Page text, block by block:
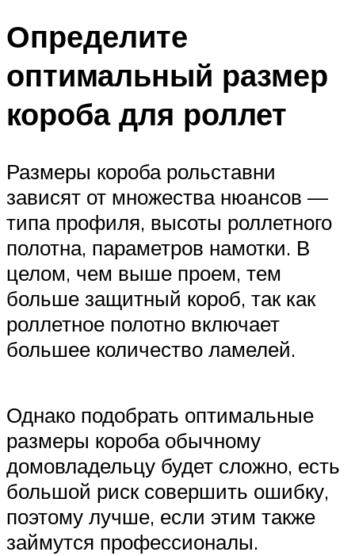
Определите
оптимальный размер
короба для роллет
Размеры короба рольставни
зависят от множества нюансов —
типа профиля, высоты роллетного
полотна, параметров намотки. В
целом, чем выше проем, тем
больше защитный короб, так как
роллетное полотно включает
большее количество ламелей.
Однако подобрать оптимальные
размеры короба обычному
домовладельцу будет сложно, есть
большой риск совершить ошибку,
поэтому лучше, если этим также
займутся профессионалы.